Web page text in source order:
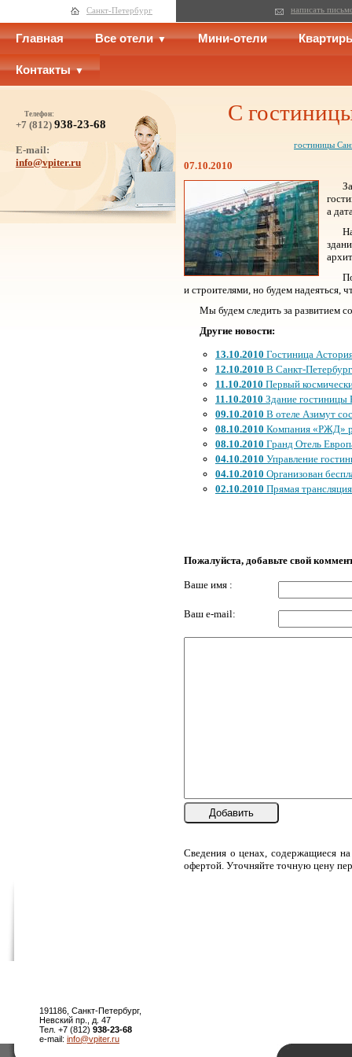
Санкт-Петербург написать
Главная Все отели Мини-отели
Контакты
Телефон:
+7 (812) 938-23-68
E-mail:
info@vpiter.ru
С
гостиницы
07.10.2010
а
и строителями, но будем надеяться,
Мы будем следить за развитием
Другие новости:
13.10.2010 Гостиница
12.10.2010 В Санкт-
11.10.2010 Первый
11.10.2010 Здание гостиницы
09.10.2010 В отеле Азимут
08.10.2010 Компания «РЖД»
08.10.2010 Гранд Отель
04.10.2010 Управление
04.10.2010 Организован
02.10.2010 Прямая
Пожалуйста, добавьте свой
Ваше имя :
Ваш e-mail:
Добавить
Сведения о ценах, содержащиеся
офертой. Уточняйте точную цену
191186, Санкт-Петербург,
Невский пр., д. 47
Тел. +7 (812) 938-23-68
e-mail: info@vpiter.ru